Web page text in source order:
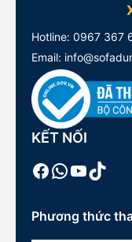
Hotline: 0967 367
Email:
KẾT NỐI
Facebook
WhatsApp
Youtube
Phương thức